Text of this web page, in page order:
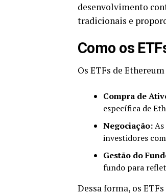
desenvolvimento
tradicionais e
Como os
Os ETFs de
Compra de
específica de
Negociação:
investidores
Gestão do
fundo para
Dessa forma, os